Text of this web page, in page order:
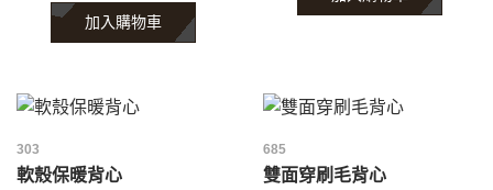
加入購物車
303
軟殼保暖背心
685
雙面穿刷毛背心